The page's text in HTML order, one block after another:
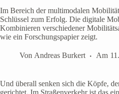
Im Bereich der multimodalen
Schlüssel zum Erfolg. Die digitale
Kombinieren verschiedener
wie ein Forschungspapier zeigt.
Von Andreas Burkert Am
Und überall senken sich die Köpfe,
gerichtet. Im Straßenverkehr ist das